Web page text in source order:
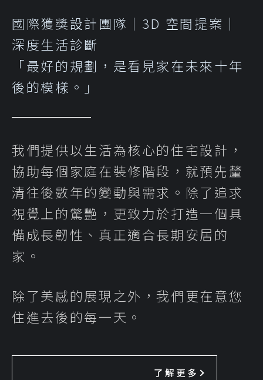
國際獲獎設計團隊｜3D 空間提案｜
深度生活診斷
「最好的規劃，是看見家在未來十年
後的模樣。」
我們提供以生活為核心的住宅設計，
協助每個家庭在裝修階段，就預先釐
清往後數年的變動與需求。除了追求
視覺上的驚艷，更致力於打造一個具
備成長韌性、真正適合長期安居的
家。
除了美感的展現之外，我們更在意您
住進去後的每一天。
了解更多